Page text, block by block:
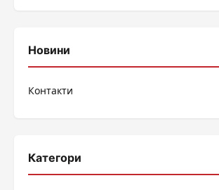
Новини
Контакти
Категори